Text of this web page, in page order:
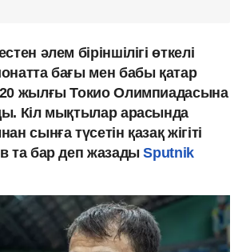
әлем біріншілігі өткелі
бағы мен бабы қатар
жылғы Токио Олимпиадасына
Кіл мықтылар арасында
сынға түсетін қазақ жігіті
та бар деп жазадыSputnik